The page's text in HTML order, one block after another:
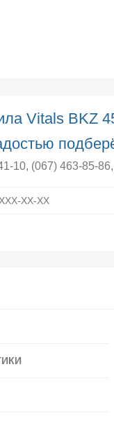
Vitals BKZ
10, (067) 463-85-86,